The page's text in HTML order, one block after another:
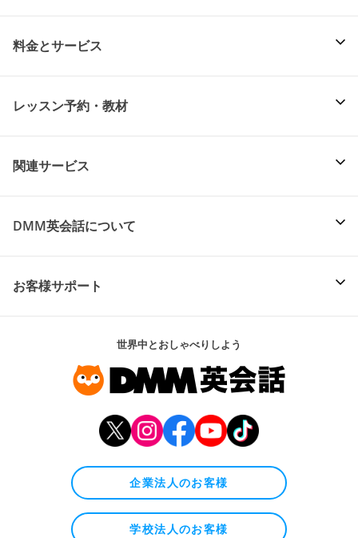
料金とサービス
レッスン予約・教材
関連サービス
DMM英会話について
お客様サポート
世界中とおしゃべりしよう
企業法人のお客様
学校法人のお客様